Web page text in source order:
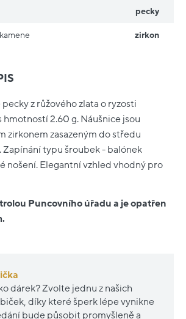
z růžového zlata o ryzosti
2.60 g. Náušnice jsou
zirkonem zasazeným do středu
Zapínání typu šroubek - balónek
nošení. Elegantní vzhled vhodný pro
Puncovního úřadu a je opatřen
dárek? Zvolte jednu z našich
díky které šperk lépe vynikne
bude působit promyšleně a
pecky
zirkon